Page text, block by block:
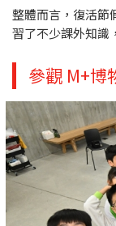
整體而言，復活節
習了不少課外知識
參觀 M+博